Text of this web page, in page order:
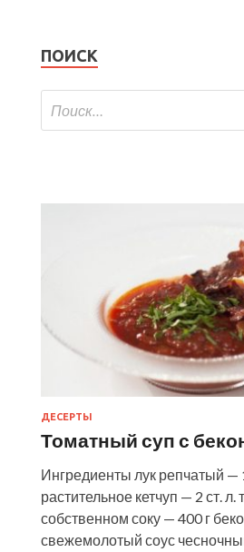
ПОИСК
ДЕСЕРТЫ
Томатный суп с
Ингредиенты лук репчатый —
растительное кетчуп — 2 ст. л.
собственном соку — 400 г
свежемолотый соус